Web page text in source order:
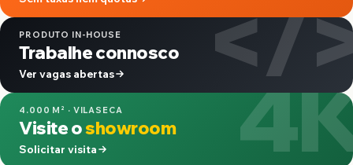
</
PRODUTO IN-HOUSE
Trabalhe connosco
Ver vagas abertas
4.000 M² · VILASECA
Visite oshowroom
Solicitar visita